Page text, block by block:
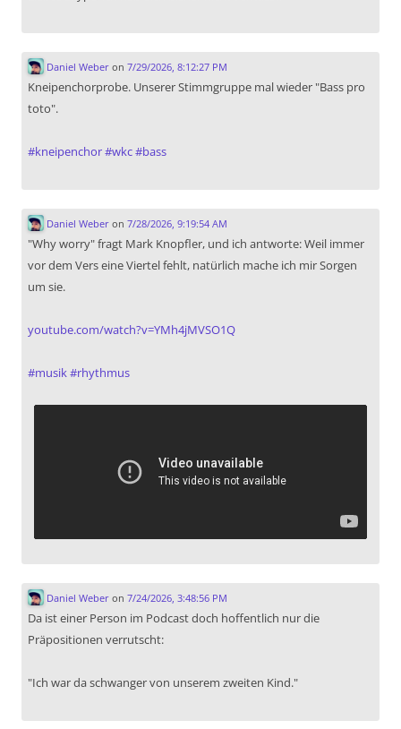
Daniel Weberon 7/29/2026, 8:12:27 PM
Kneipenchorprobe. Unserer Stimmgruppe mal wieder "Bass pro
toto".
#kneipenchor#wkc#bass
Daniel Weberon 7/28/2026, 9:19:54 AM
"Why worry" fragt Mark Knopfler, und ich antworte: Weil immer
vor dem Vers eine Viertel fehlt, natürlich mache ich mir Sorgen
um sie.
youtube.com/watch?v=YMh4jMVSO1Q
#musik#rhythmus
Daniel Weberon 7/24/2026, 3:48:56 PM
Da ist einer Person im Podcast doch hoffentlich nur die
Präpositionen verrutscht:
"Ich war da schwanger von unserem zweiten Kind."